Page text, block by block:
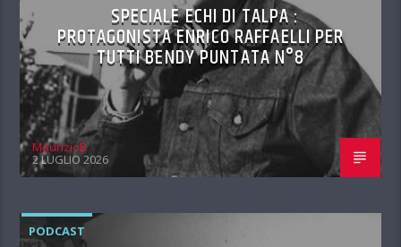
SPECIALE ECHI DI TALPA :
PROTAGONISTA ENRICO RAFFAELLI PER
TUTTI BENDY PUNTATA N°8
MaurizioB
2 LUGLIO 2026
PODCAST